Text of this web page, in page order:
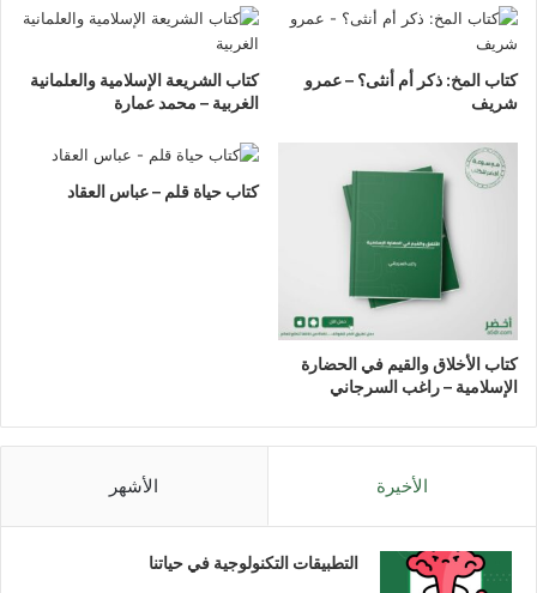
كتاب المخ: ذكر أم أنثى؟ – عمرو
شريف
كتاب الشريعة الإسلامية والعلمانية
الغربية – محمد عمارة
كتاب الأخلاق والقيم في الحضارة
الإسلامية – راغب السرجاني
كتاب حياة قلم – عباس العقاد
الأخيرة الأشهر
التطبيقات التكنولوجية في حياتنا